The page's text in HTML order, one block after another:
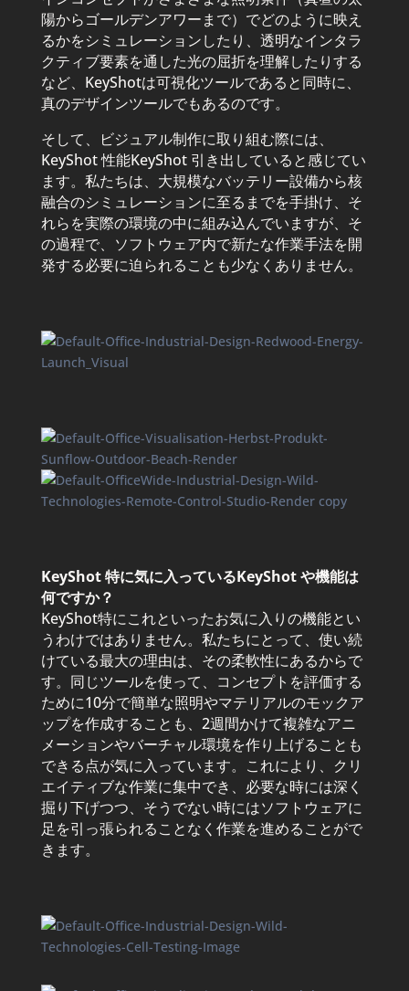
陽からゴールデンアワーまで）でどのように映え
るかをシミュレーションしたり、透明なインタラ
クティブ要素を通した光の屈折を理解したりする
など、KeyShotは可視化ツールであると同時に、
真のデザインツールでもあるのです。
そして、ビジュアル制作に取り組む際には、
KeyShot 性能KeyShot 引き出していると感じてい
ます。私たちは、大規模なバッテリー設備から核
融合のシミュレーションに至るまでを手掛け、そ
れらを実際の環境の中に組み込んでいますが、そ
の過程で、ソフトウェア内で新たな作業手法を開
発する必要に迫られることも少なくありません。
KeyShot 特に気に入っているKeyShot や機能は
何ですか？
KeyShot特にこれといったお気に入りの機能とい
うわけではありません。私たちにとって、使い続
けている最大の理由は、その柔軟性にあるからで
す。同じツールを使って、コンセプトを評価する
ために10分で簡単な照明やマテリアルのモックア
ップを作成することも、2週間かけて複雑なアニ
メーションやバーチャル環境を作り上げることも
できる点が気に入っています。これにより、クリ
エイティブな作業に集中でき、必要な時には深く
掘り下げつつ、そうでない時にはソフトウェアに
足を引っ張られることなく作業を進めることがで
きます。